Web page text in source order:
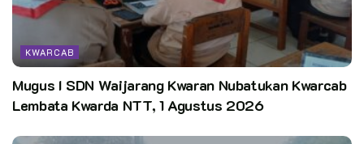
KWARCAB
Mugus I SDN Waijarang Kwaran Nubatukan Kwarcab
Lembata Kwarda NTT, 1 Agustus 2026